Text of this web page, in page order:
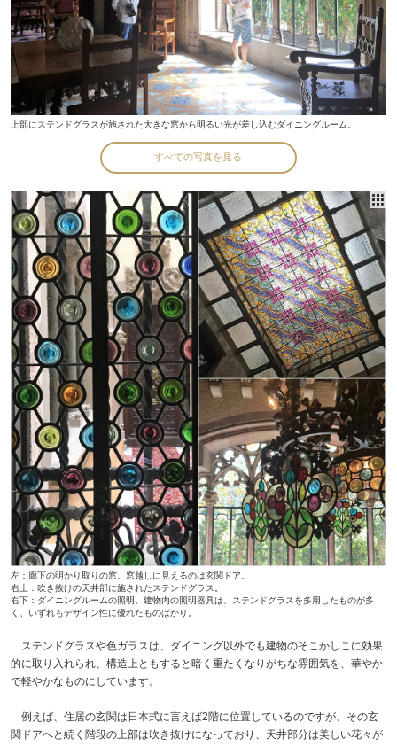
上部にステンドグラスが施された大きな窓から明るい光が差し込むダイニングルーム。
すべての写真を見る
左：廊下の明かり取りの窓。窓越しに見えるのは玄関ドア。
右上：吹き抜けの天井部に施されたステンドグラス。
右下：ダイニングルームの照明。建物内の照明器具は、ステンドグラスを多用したものが多
く、いずれもデザイン性に優れたものばかり。
ステンドグラスや色ガラスは、ダイニング以外でも建物のそこかしこに効果
的に取り入れられ、構造上ともすると暗く重たくなりがちな雰囲気を、華やか
で軽やかなものにしています。
例えば、住居の玄関は日本式に言えば2階に位置しているのですが、その玄
関ドアへと続く階段の上部は吹き抜けになっており、天井部分は美しい花々が